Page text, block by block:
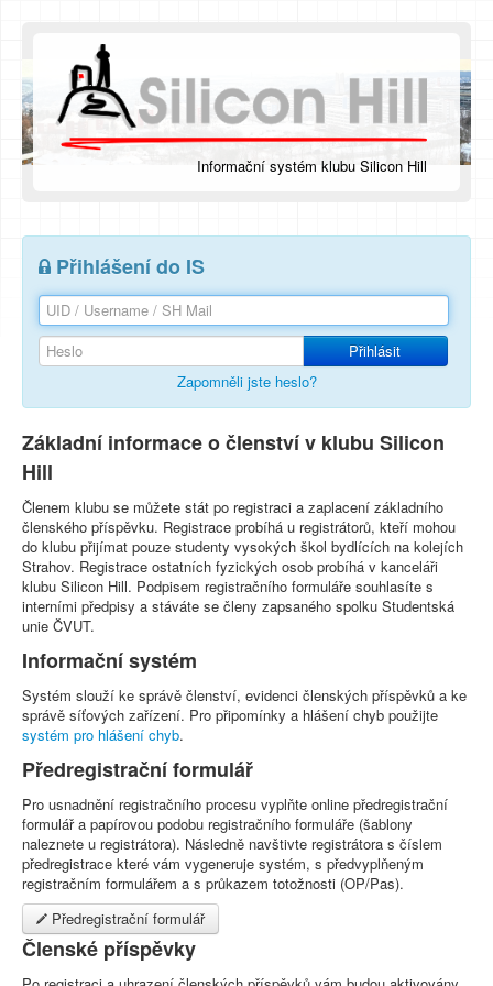
Informační systém klubu Silicon Hill
Přihlášení do IS
Přihlásit
Zapomněli jste heslo?
Základní informace o členství v klubu Silicon
Hill
Členem klubu se můžete stát po registraci a zaplacení základního
členského příspěvku. Registrace probíhá u registrátorů, kteří mohou
do klubu přijímat pouze studenty vysokých škol bydlících na kolejích
Strahov. Registrace ostatních fyzických osob probíhá v kanceláři
klubu Silicon Hill. Podpisem registračního formuláře souhlasíte s
interními předpisy a stáváte se členy zapsaného spolku Studentská
unie ČVUT.
Informační systém
Systém slouží ke správě členství, evidenci členských příspěvků a ke
správě síťových zařízení. Pro připomínky a hlášení chyb použijte
systém pro hlášení chyb.
Předregistrační formulář
Pro usnadnění registračního procesu vyplňte online předregistrační
formulář a papírovou podobu registračního formuláře (šablony
naleznete u registrátora). Následně navštivte registrátora s číslem
předregistrace které vám vygeneruje systém, s předvyplňeným
registračním formulářem a s průkazem totožnosti (OP/Pas).
Předregistrační formulář
Členské příspěvky